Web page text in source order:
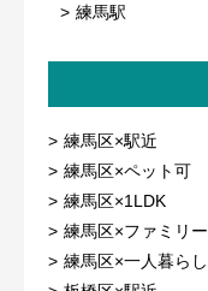
練馬駅
練馬区×駅近
練馬区×ペット可
練馬区×1LDK
練馬区×ファミリー
練馬区×一人暮らし